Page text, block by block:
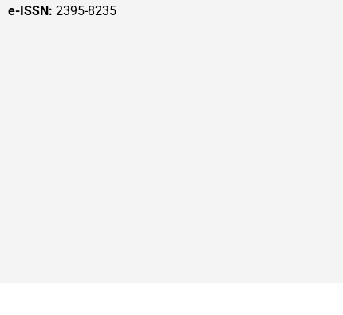
e-ISSN: 2395-8235